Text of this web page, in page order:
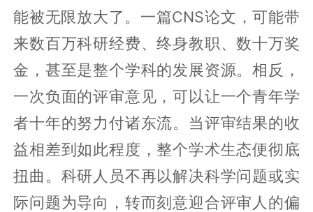
能被无限放大了。一篇CNS论文，可能带
来数百万科研经费、终身教职、数十万奖
金，甚至是整个学科的发展资源。相反，
一次负面的评审意见，可以让一个青年学
者十年的努力付诸东流。当评审结果的收
益相差到如此程度，整个学术生态便彻底
扭曲。科研人员不再以解决科学问题或实
际问题为导向，转而刻意迎合评审人的偏